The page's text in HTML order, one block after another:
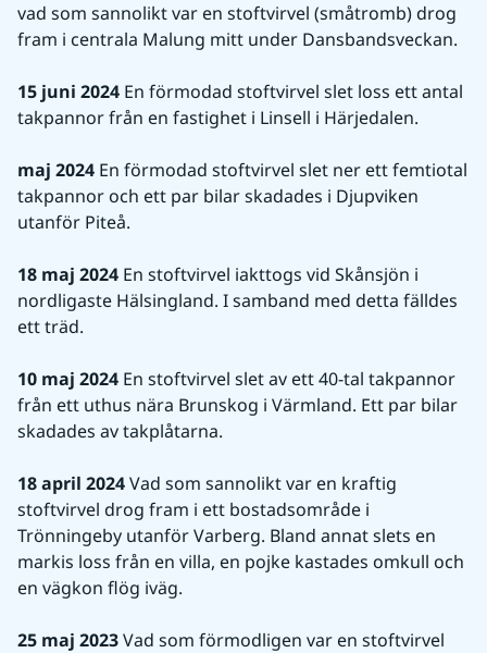
vad som sannolikt var en stoftvirvel (småtromb) drog
fram i centrala Malung mitt under Dansbandsveckan.
15 juni 2024 En förmodad stoftvirvel slet loss ett antal
takpannor från en fastighet i Linsell i Härjedalen.
maj 2024 En förmodad stoftvirvel slet ner ett femtiotal
takpannor och ett par bilar skadades i Djupviken
utanför Piteå.
18 maj 2024 En stoftvirvel iakttogs vid Skånsjön i
nordligaste Hälsingland. I samband med detta fälldes
ett träd.
10 maj 2024 En stoftvirvel slet av ett 40-tal takpannor
från ett uthus nära Brunskog i Värmland. Ett par bilar
skadades av takplåtarna.
18 april 2024 Vad som sannolikt var en kraftig
stoftvirvel drog fram i ett bostadsområde i
Trönningeby utanför Varberg. Bland annat slets en
markis loss från en villa, en pojke kastades omkull och
en vägkon flög iväg.
25 maj 2023 Vad som förmodligen var en stoftvirvel